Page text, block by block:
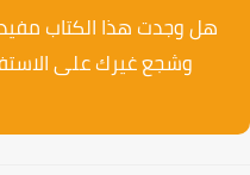
هل وجدت هذا الكتاب
وشجع غيرك على